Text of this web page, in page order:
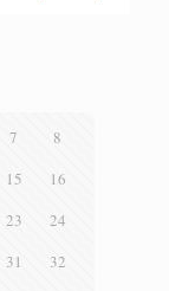
7
8
15
16
23
24
31
32